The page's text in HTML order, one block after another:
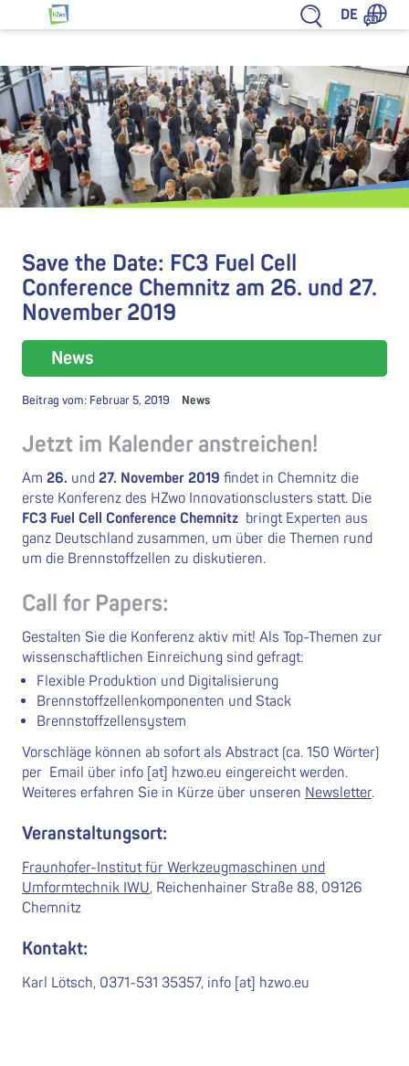
Zum Inhalt springen
HZwo – Antrieb für Sachsen
DE
Save the Date: FC3 Fuel Cell
Conference Chemnitz am 26. und 27.
November 2019
News
Beitrag vom: Februar 5, 2019 News
Jetzt im Kalender anstreichen!
Am 26. und 27. November 2019 findet in Chemnitz die
erste Konferenz des HZwo Innovationsclusters statt. Die
FC3 Fuel Cell Conference Chemnitz bringt Experten aus
ganz Deutschland zusammen, um über die Themen rund
um die Brennstoffzellen zu diskutieren.
Call for Papers:
Gestalten Sie die Konferenz aktiv mit! Als Top-Themen zur
wissenschaftlichen Einreichung sind gefragt:
Flexible Produktion und Digitalisierung
Brennstoffzellenkomponenten und Stack
Brennstoffzellensystem
Vorschläge können ab sofort als Abstract (ca. 150 Wörter)
per Email über info [at] hzwo.eu eingereicht werden.
Weiteres erfahren Sie in Kürze über unseren Newsletter.
Veranstaltungsort:
Fraunhofer-Institut für Werkzeugmaschinen und
Umformtechnik IWU, Reichenhainer Straße 88, 09126
Chemnitz
Kontakt:
Karl Lötsch, 0371-531 35357, info [at] hzwo.eu